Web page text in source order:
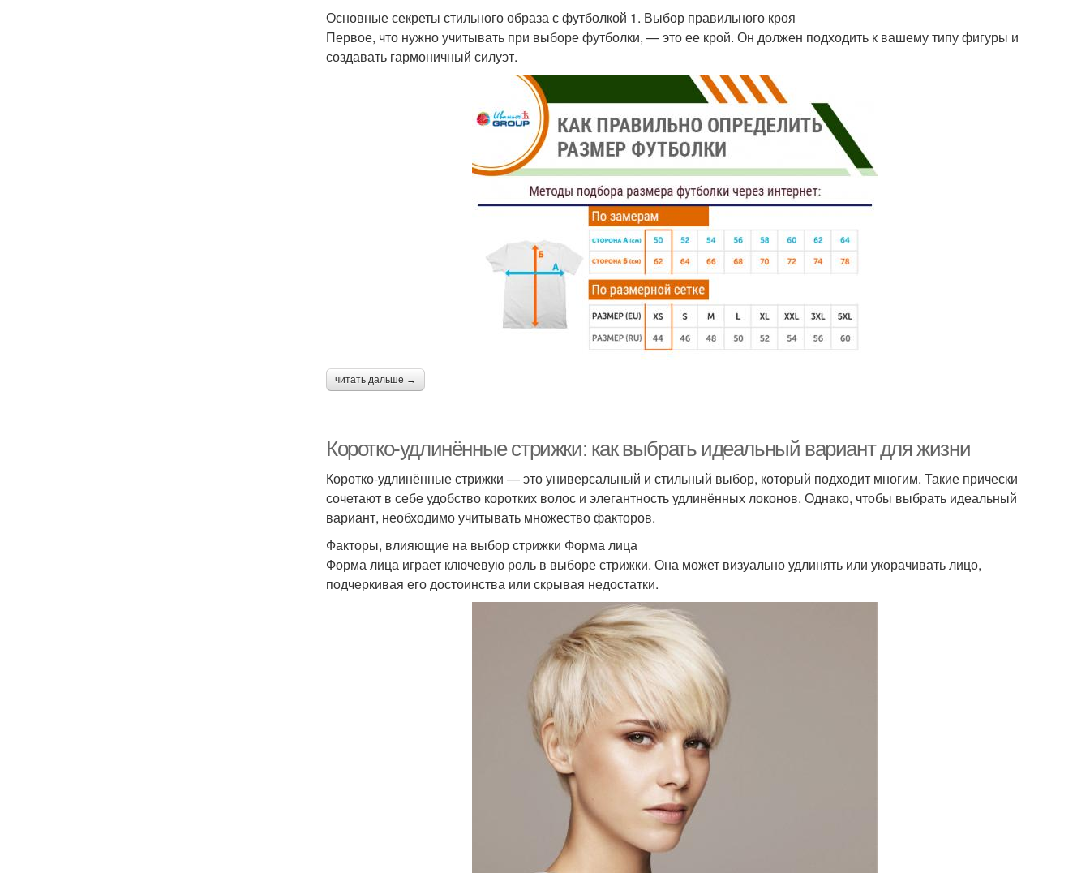
Основные секреты стильного образа с футболкой 1. Выбор правильного кроя
Первое, что нужно учитывать при выборе футболки, — это ее крой. Он должен подходить к вашему типу фигуры и
создавать гармоничный силуэт.
читать дальше →
Коротко-удлинённые стрижки: как выбрать идеальный вариант для жизни
Коротко-удлинённые стрижки — это универсальный и стильный выбор, который подходит многим. Такие прически
сочетают в себе удобство коротких волос и элегантность удлинённых локонов. Однако, чтобы выбрать идеальный
вариант, необходимо учитывать множество факторов.
Факторы, влияющие на выбор стрижки Форма лица
Форма лица играет ключевую роль в выборе стрижки. Она может визуально удлинять или укорачивать лицо,
подчеркивая его достоинства или скрывая недостатки.